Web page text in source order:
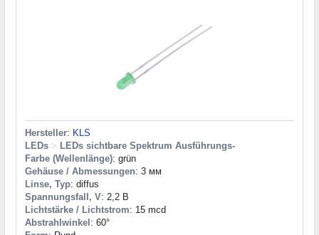
Hersteller: KLS
LEDs > LEDs sichtbare Spektrum Ausführungs-
Farbe (Wellenlänge): grün
Gehäuse / Abmessungen: 3 мм
Linse, Typ: diffus
Spannungsfall, V: 2,2 В
Lichtstärke / Lichtstrom: 15 mcd
Abstrahlwinkel : 60°